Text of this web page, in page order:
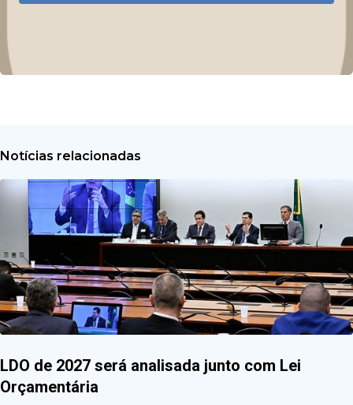
Notícias relacionadas
LDO de 2027 será analisada junto com Lei
Orçamentária